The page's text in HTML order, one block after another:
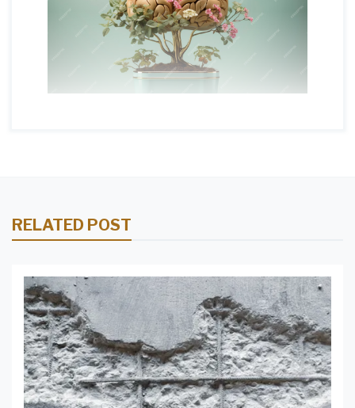
RELATED POST